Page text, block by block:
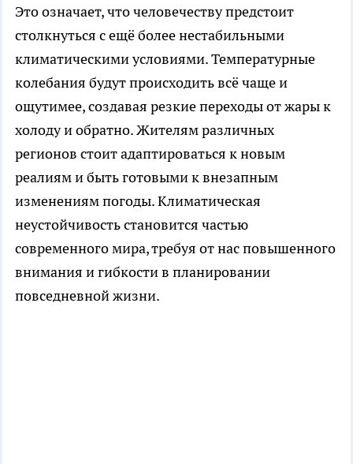
Это означает, что человечеству предстоит
столкнуться с ещё более нестабильными
климатическими условиями. Температурные
колебания будут происходить всё чаще и
ощутимее, создавая резкие переходы от жары к
холоду и обратно. Жителям различных
регионов стоит адаптироваться к новым
реалиям и быть готовыми к внезапным
изменениям погоды. Климатическая
неустойчивость становится частью
современного мира, требуя от нас повышенного
внимания и гибкости в планировании
повседневной жизни.